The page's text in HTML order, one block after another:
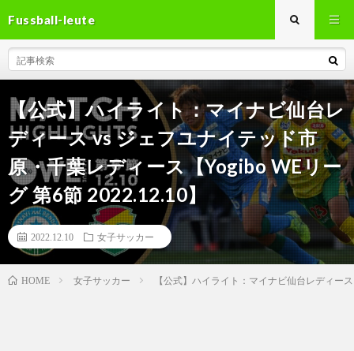
Fussball-leute
【公式】ハイライト：マイナビ仙台レ
ディース vs ジェフユナイテッド市
原・千葉レディース【Yogibo WEリー
グ 第6節 2022.12.10】
2022.12.10 女子サッカー
HOME 女子サッカー 【公式】ハイライト：マイナビ仙台レディー